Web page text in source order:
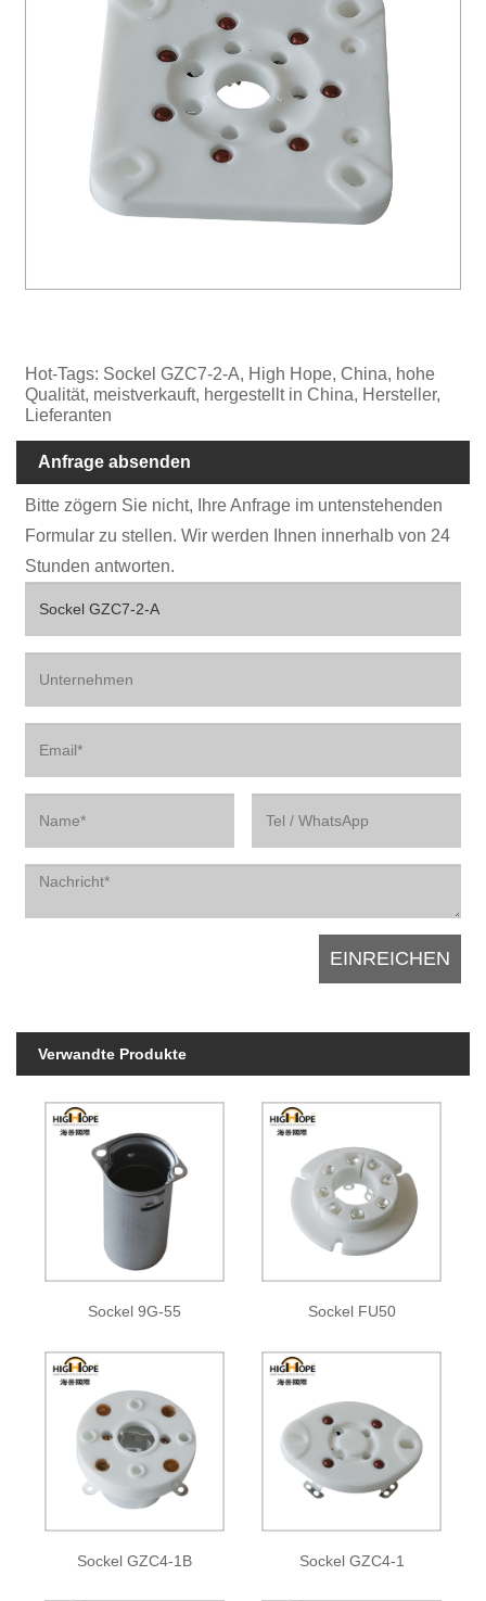
Hot-Tags: Sockel GZC7-2-A, High Hope, China, hohe
Qualität, meistverkauft, hergestellt in China, Hersteller,
Lieferanten
Anfrage absenden
Bitte zögern Sie nicht, Ihre Anfrage im untenstehenden
Formular zu stellen. Wir werden Ihnen innerhalb von 24
Stunden antworten.
Verwandte Produkte
Sockel 9G-55 Sockel FU50
Sockel GZC4-1B Sockel GZC4-1